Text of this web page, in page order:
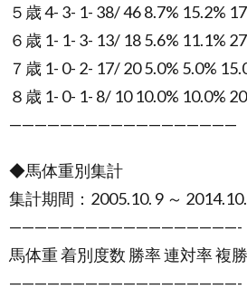
５歳 4- 3- 1- 38/ 46 8.7% 15.2%
６歳 1- 1- 3- 13/ 18 5.6% 11.1%
７歳 1- 0- 2- 17/ 20 5.0% 5.0%
８歳 1- 0- 1- 8/ 10 10.0% 10.0%
——————————————————
◆馬体重別集計
集計期間：2005.10. 9 ～
——————————————————-
馬体重 着別度数 勝率 連対率 複
——————————————————-